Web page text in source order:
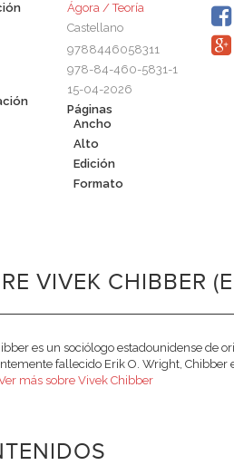
Ágora / Teoría
Castellano
9788446058311
978-84-460-5831-1
15-04-2026
Páginas
Ancho
Alto
Edición
Formato
VIVEK CHIBBER
es un sociólogo estadounidense de
fallecido Erik O. Wright,
más sobre Vivek Chibber